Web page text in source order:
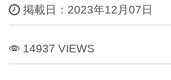
掲載日：2023年12月07日
14937 VIEWS